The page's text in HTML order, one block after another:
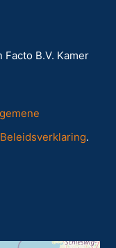
Facto B.V. Kamer
Beleidsverklaring.